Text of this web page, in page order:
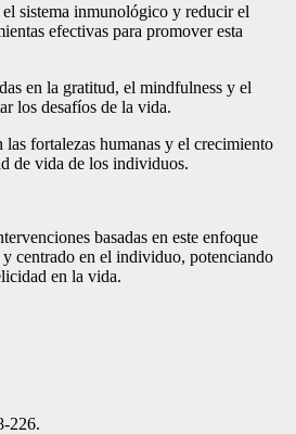
sistema inmunológico y reducir el
efectivas para promover esta
en la gratitud, el mindfulness y el
los desafíos de la vida.
fortalezas humanas y el crecimiento
de vida de los individuos.
basadas en este enfoque
centrado en el individuo, potenciando
en la vida.
226.